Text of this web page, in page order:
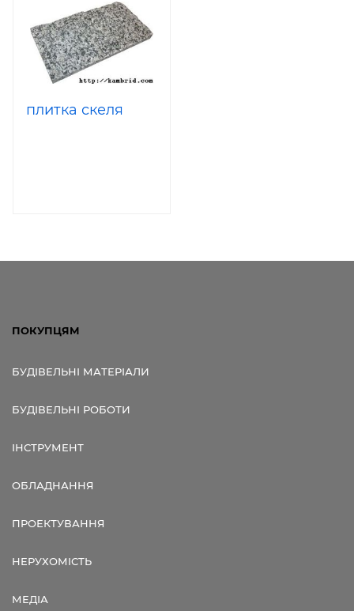
плитка скеля
ПОКУПЦЯМ
БУДІВЕЛЬНІ МАТЕРІАЛИ
БУДІВЕЛЬНІ РОБОТИ
ІНСТРУМЕНТ
ОБЛАДНАННЯ
ПРОЕКТУВАННЯ
НЕРУХОМІСТЬ
МЕДІА